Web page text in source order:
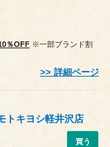
％OFF ※一部ブランド割
詳細ページ
トキヨシ軽井沢店
買う